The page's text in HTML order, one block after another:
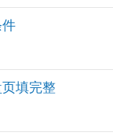
填完整